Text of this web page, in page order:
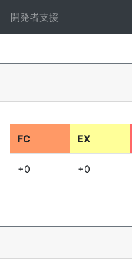
開発者支援
FC EX
+0 +0